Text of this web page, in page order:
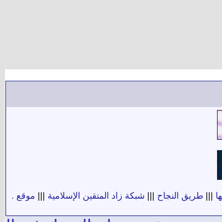
طريق النجاح شبكة زاد المتقين الإسلامية
موقع .